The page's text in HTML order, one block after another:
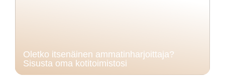
Oletko itsenäinen ammatinharjoittaja?
Sisusta oma kotitoimistosi